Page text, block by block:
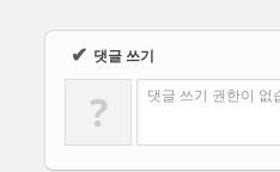
✔ 댓글 쓰기
? 댓글 쓰기 권한이 없